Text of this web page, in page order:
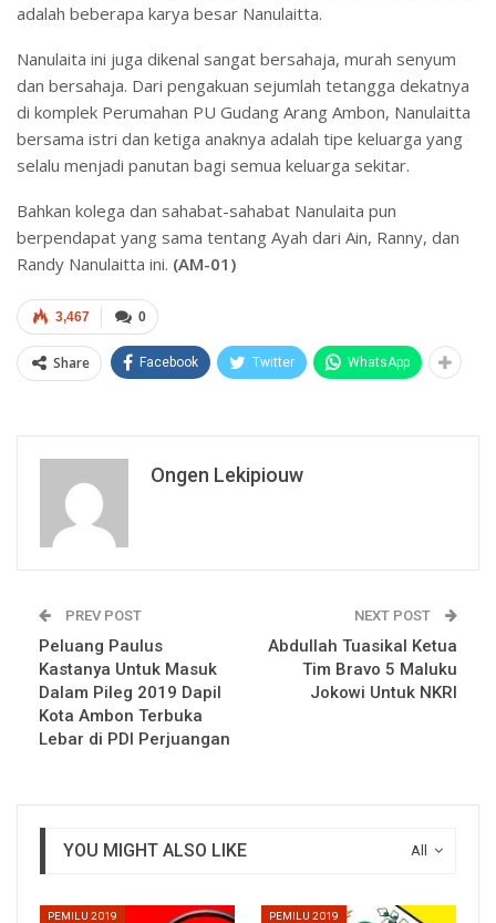
adalah beberapa karya besar Nanulaitta.
Nanulaita ini juga dikenal sangat bersahaja, murah senyum
dan bersahaja. Dari pengakuan sejumlah tetangga dekatnya
di komplek Perumahan PU Gudang Arang Ambon, Nanulaitta
bersama istri dan ketiga anaknya adalah tipe keluarga yang
selalu menjadi panutan bagi semua keluarga sekitar.
Bahkan kolega dan sahabat-sahabat Nanulaita pun
berpendapat yang sama tentang Ayah dari Ain, Ranny, dan
Randy Nanulaitta ini. (AM-01)
0
3,467
Share Facebook Twitter WhatsApp
Ongen Lekipiouw
PREV POST
Peluang Paulus
Kastanya Untuk Masuk
Dalam Pileg 2019 Dapil
Kota Ambon Terbuka
Lebar di PDI Perjuangan
NEXT POST
Abdullah Tuasikal Ketua
Tim Bravo 5 Maluku
Jokowi Untuk NKRI
All
YOU MIGHT ALSO LIKE
PEMILU 2019 PEMILU 2019